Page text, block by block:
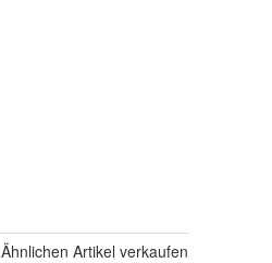
Ähnlichen Artikel verkaufen